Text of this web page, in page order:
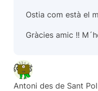
Ostia com està el
Gràcies amic !!
Antoni des de Sant Pol